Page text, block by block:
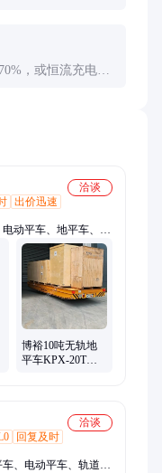
，或恒流充电时
洽谈
出价迅速
动平车、地平车、无
轨道平车、防爆电动
制电动平车、轨道转
车、无轨胶轮平车、
台、货梯、AGV、过
博裕10吨无轨地
平车KPX-20T集
洽谈
回复及时
、电动平车、轨道平